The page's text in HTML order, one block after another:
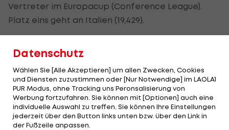
Vertreter im Europacup (Conference League).
Platz eins geht an Italien (19,429).
nächste Saison. In der Liga kann man von Platz
fünf nicht mehr verdrängt werden. Der Vorsprung
auf Verfolger Frankfurt beträgt drei Spieltage vor
Schluss zwölf Punkte. Auch für denVfB Stuttgart
undRB Leipzigist die Teilnahme in der
Königsklasse damit klar.
Datenschutz
Wählen Sie [Alle Akzeptieren] um allen Zwecken, Cookies
und Diensten zuzustimmen oder [Nur Notwendige] im LAOLA1
PUR Modus, ohne Tracking uns Peronsalisierung von
Werbung fortzufahren. Sie können mit [Optionen] auch eine
individuelle Auswahl zu treffen. Sie können Ihre Einstellungen
jederzeit über den Button links unten bzw. über den Link in
der Fußzeile anpassen.